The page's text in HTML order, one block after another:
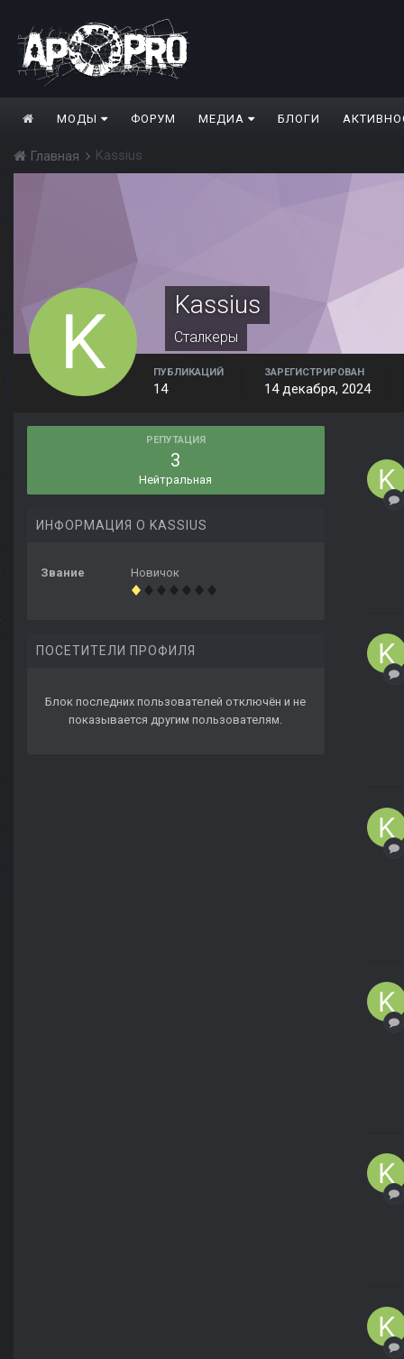
МОДЫ ФОРУМ МЕДИА БЛОГИ
Главная Kassius
Kassius
Сталкеры
ПУБЛИКАЦИЙ
14
ЗАРЕГИСТРИРОВАН
14 декабря, 2024
РЕПУТАЦИЯ
3
Нейтральная
ИНФОРМАЦИЯ О KASSIUS
Звание Новичок
ПОСЕТИТЕЛИ ПРОФИЛЯ
Блок последних пользователей отключён и не
показывается другим пользователям.